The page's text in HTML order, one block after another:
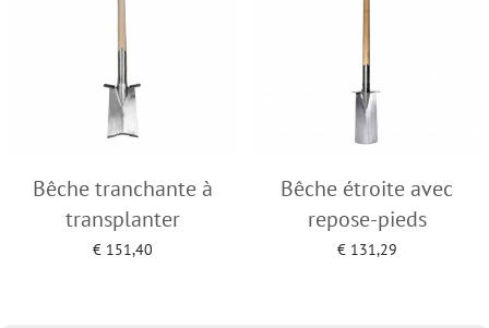
Bêche tranchante à
transplanter
€151,40
Bêche étroite avec
repose-pieds
€131,29